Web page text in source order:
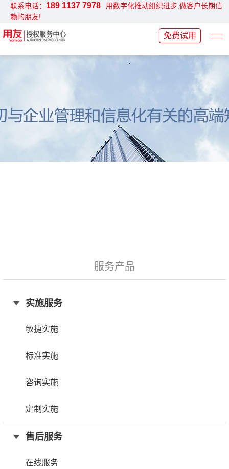
联系电话： 189 1137 7978
用数字化推动组织进步,做客户长期信
赖的朋友!
免费试用
服务产品
实施服务
敏捷实施
标准实施
咨询实施
定制实施
售后服务
在线服务